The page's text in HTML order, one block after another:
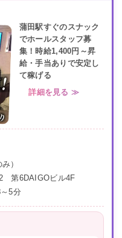
蒲田駅すぐのスナック
でホールスタッフ募
集！時給1,400円～昇
給・手当ありで安定し
て稼げる
詳細を見る ≫
）
第6DAIGOビル4F
5分